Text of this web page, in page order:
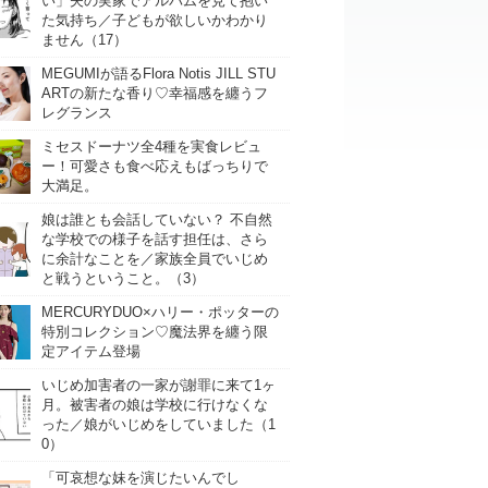
た気持ち／子どもが欲しいかわかり
ません（17）
MEGUMIが語るFlora Notis JILL STU
ARTの新たな香り♡幸福感を纏うフ
レグランス
ミセスドーナツ全4種を実食レビュ
ー！可愛さも食べ応えもばっちりで
大満足。
娘は誰とも会話していない？ 不自然
な学校での様子を話す担任は、さら
に余計なことを／家族全員でいじめ
と戦うということ。（3）
MERCURYDUO×ハリー・ポッターの
特別コレクション♡魔法界を纏う限
定アイテム登場
いじめ加害者の一家が謝罪に来て1ヶ
月。被害者の娘は学校に行けなくな
った／娘がいじめをしていました（1
0）
「可哀想な妹を演じたいんでし